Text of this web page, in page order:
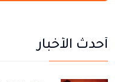
أحدث الأخبار